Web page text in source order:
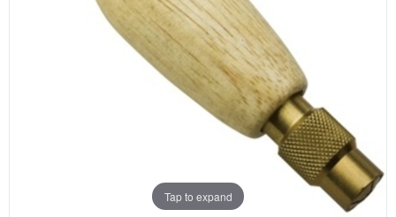
Tap to expand